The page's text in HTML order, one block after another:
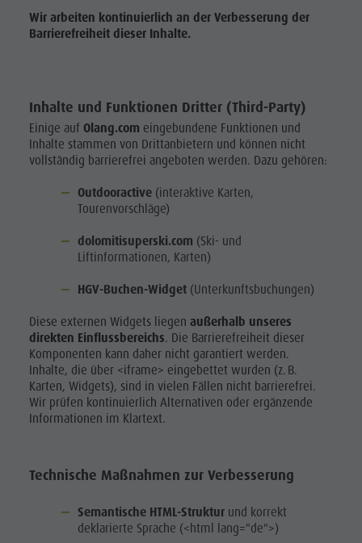
Wir arbeiten kontinuierlich an der Verbesserung der
Barrierefreiheit dieser Inhalte.
Inhalte und Funktionen Dritter (Third-Party)
Einige auf Olang.com eingebundene Funktionen und
Inhalte stammen von Drittanbietern und können nicht
vollständig barrierefrei angeboten werden. Dazu gehören:
Outdooractive (interaktive Karten,
Tourenvorschläge)
dolomitisuperski.com (Ski- und
Liftinformationen, Karten)
HGV-Buchen-Widget (Unterkunftsbuchungen)
Diese externen Widgets liegen außerhalb unseres
direkten Einflussbereichs. Die Barrierefreiheit dieser
Komponenten kann daher nicht garantiert werden.
Inhalte, die über <iframe> eingebettet wurden (z. B.
Karten, Widgets), sind in vielen Fällen nicht barrierefrei.
Wir prüfen kontinuierlich Alternativen oder ergänzende
Informationen im Klartext.
Technische Maßnahmen zur Verbesserung
Semantische HTML-Struktur und korrekt
deklarierte Sprache (<html lang="de">)